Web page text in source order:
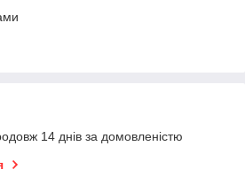
14 днів за домовленістю